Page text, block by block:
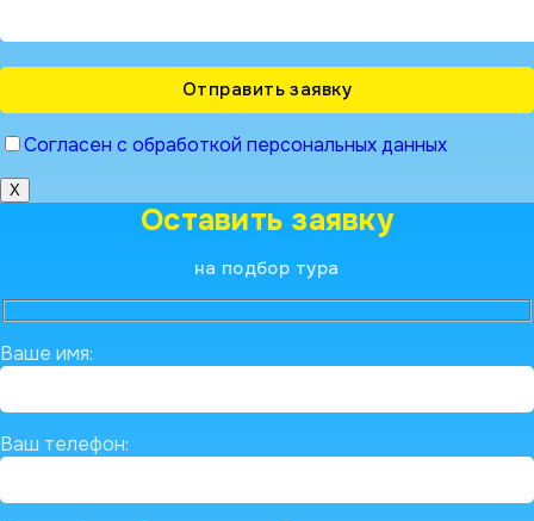
Согласен с обработкой персональных данных
X
Оставить заявку
на подбор тура
Ваше имя:
Ваш телефон: